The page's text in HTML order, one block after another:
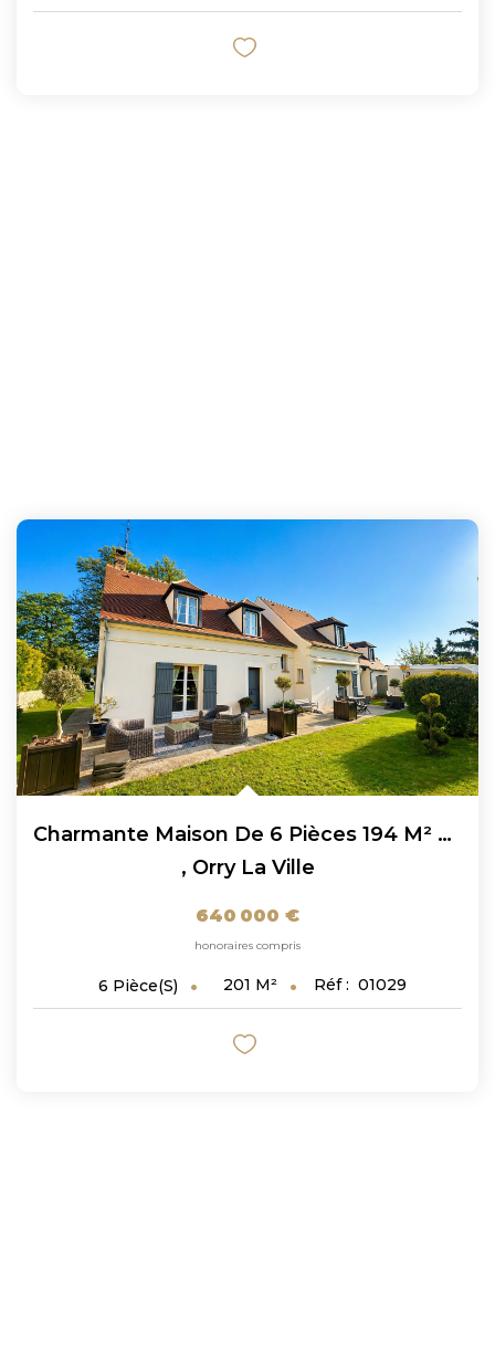
Charmante Maison De 6 Pièces 194 M² À Orry La Ville !
, Orry La Ville
640 000 €
honoraires compris
6 Pièce(s) 201 M² Réf : 01029